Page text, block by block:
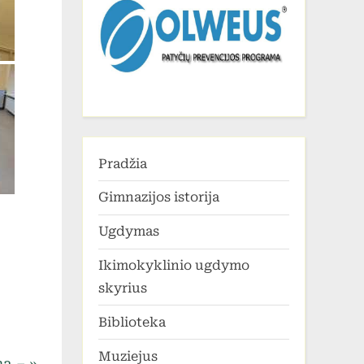
Pradžia
Gimnazijos istorija
Ugdymas
Ikimokyklinio ugdymo
skyrius
Biblioteka
Muziejus